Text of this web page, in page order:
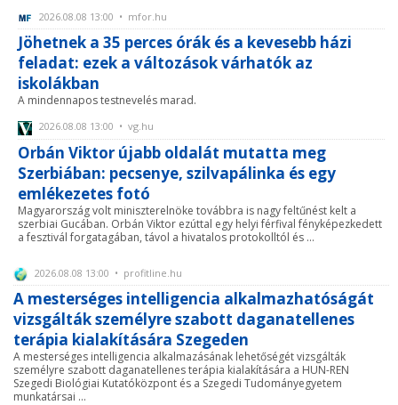
2026.08.08 13:00 • mfor.hu
Jöhetnek a 35 perces órák és a kevesebb házi
feladat: ezek a változások várhatók az
iskolákban
A mindennapos testnevelés marad.
2026.08.08 13:00 • vg.hu
Orbán Viktor újabb oldalát mutatta meg
Szerbiában: pecsenye, szilvapálinka és egy
emlékezetes fotó
Magyarország volt miniszterelnöke továbbra is nagy feltűnést kelt a
szerbiai Gucában. Orbán Viktor ezúttal egy helyi férfival fényképezkedett
a fesztivál forgatagában, távol a hivatalos protokolltól és ...
2026.08.08 13:00 • profitline.hu
A mesterséges intelligencia alkalmazhatóságát
vizsgálták személyre szabott daganatellenes
terápia kialakítására Szegeden
A mesterséges intelligencia alkalmazásának lehetőségét vizsgálták
személyre szabott daganatellenes terápia kialakítására a HUN-REN
Szegedi Biológiai Kutatóközpont és a Szegedi Tudományegyetem
munkatársai ...